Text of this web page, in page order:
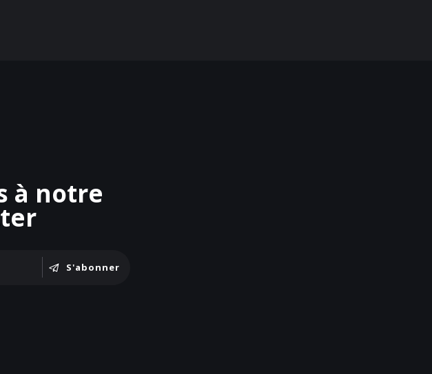
à notre
S'abonner